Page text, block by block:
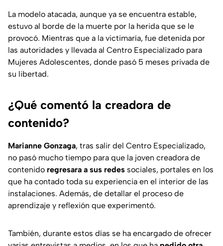
La modelo atacada, aunque ya se encuentra estable,
estuvo al borde de la muerte por la herida que se le
provocó. Mientras que a la victimaría, fue detenida por
las autoridades y llevada al Centro Especializado para
Mujeres Adolescentes, donde pasó 5 meses privada de
su libertad.
¿Qué comentó la creadora de
contenido?
Marianne Gonzaga, tras salir del Centro Especializado,
no pasó mucho tiempo para que la joven creadora de
contenido regresara a sus redes sociales, portales en los
que ha contado toda su experiencia en el interior de las
instalaciones. Además, de detallar el proceso de
aprendizaje y reflexión que experimentó.
También, durante estos días se ha encargado de ofrecer